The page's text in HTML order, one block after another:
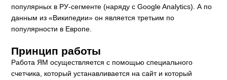
популярных в РУ-сегменте (наряду с Google Analytics). А по
данным из «Википедии» он является третьим по
популярности в Европе.
Принцип работы
Работа ЯМ осуществляется с помощью специального
счетчика, который устанавливается на сайт и который